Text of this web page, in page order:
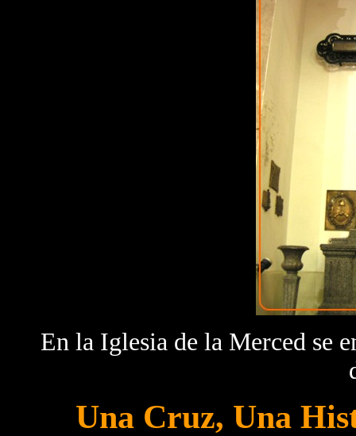
En la Iglesia de la Merced se
Una Cruz, Una